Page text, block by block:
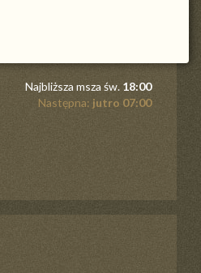
Najbliższa msza św. 18:00
Następna: jutro 07:00